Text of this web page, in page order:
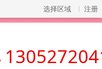
选择区域 注册